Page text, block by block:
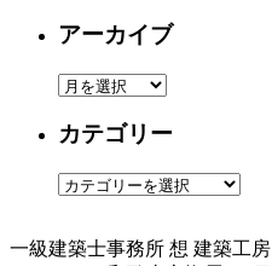
アーカイブ
ア
カ
ブ
カテゴリー
カ
ゴ
リ
一級建築士事務所 想 建築工房